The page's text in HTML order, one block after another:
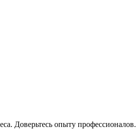
Доверьтесь опыту профессионалов.